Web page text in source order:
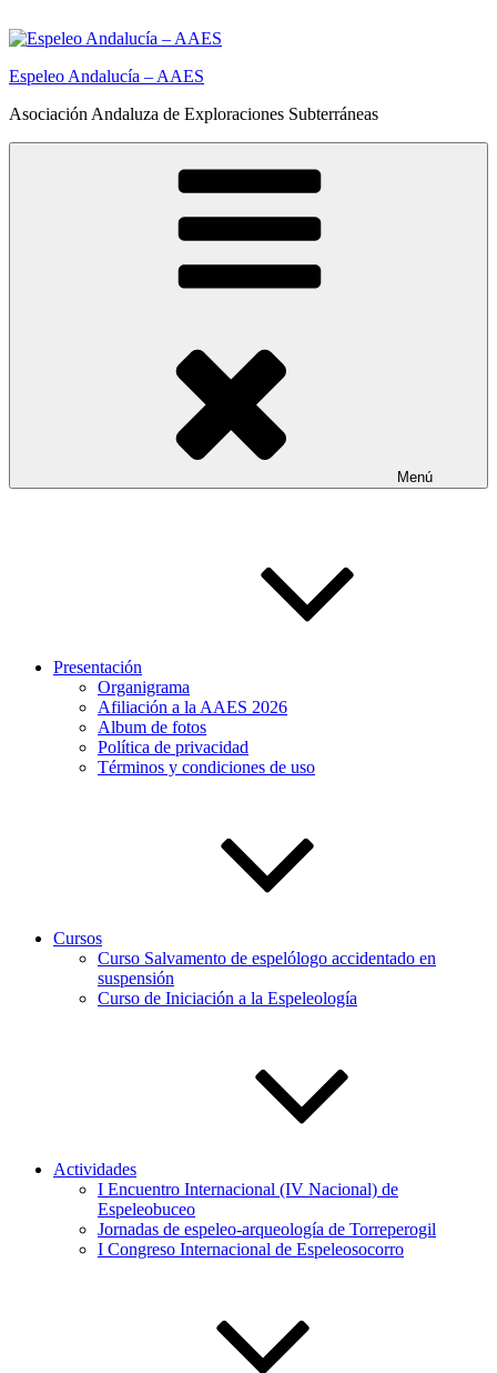
al
Espeleo Andalucía – AAES
Asociación Andaluza de Exploraciones Subterráneas
Menú
Presentación
Organigrama
Afiliación a la AAES 2026
Album de fotos
Política de privacidad
Términos y condiciones de uso
Cursos
Curso Salvamento de espelólogo accidentado en
suspensión
Curso de Iniciación a la Espeleología
Actividades
I Encuentro Internacional (IV Nacional) de
Espeleobuceo
Jornadas de espeleo-arqueología de Torreperogil
I Congreso Internacional de Espeleosocorro